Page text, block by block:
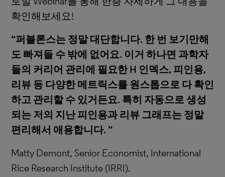
확인해보세요!
“퍼블론스는 정말 대단합니다. 한 번 보기만해
도 빠져들 수 밖에 없어요. 이거 하나면 과학자
들의 커리어 관리에 필요한 H 인덱스, 피인용,
리뷰 등 다양한 메트릭스를 원스톱으로 다 확인
하고 관리할 수 있거든요. 특히 자동으로 생성
되는 저의 지난 피인용과 리뷰 그래프는 정말
편리해서 애용합니다. ”
Matty Demont, Senior Economist, International
Rice Research Institute (IRRI).